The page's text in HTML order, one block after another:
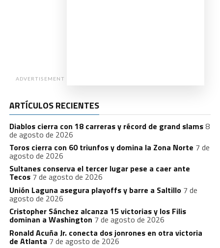
ADVERTISEMENT
ARTÍCULOS RECIENTES
Diablos cierra con 18 carreras y récord de grand slams8
de agosto de 2026
Toros cierra con 60 triunfos y domina la Zona Norte 7 de
agosto de 2026
Sultanes conserva el tercer lugar pese a caer ante
Tecos 7 de agosto de 2026
Unión Laguna asegura playoffs y barre a Saltillo 7 de
agosto de 2026
Cristopher Sánchez alcanza 15 victorias y los Filis
dominan a Washington 7 de agosto de 2026
Ronald Acuña Jr. conecta dos jonrones en otra victoria
de Atlanta 7 de agosto de 2026